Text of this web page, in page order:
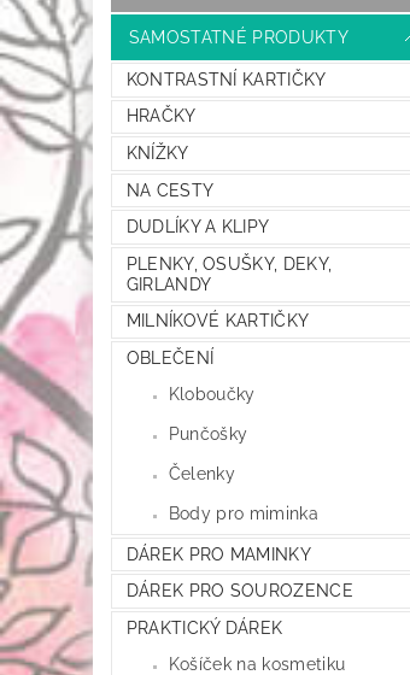
SAMOSTATNÉ PRODUKTY
KONTRASTNÍ KARTIČKY
HRAČKY
KNÍŽKY
NA CESTY
DUDLÍKY A KLIPY
PLENKY, OSUŠKY, DEKY,
GIRLANDY
MILNÍKOVÉ KARTIČKY
OBLEČENÍ
Kloboučky
Punčošky
Čelenky
Body pro miminka
DÁREK PRO MAMINKY
DÁREK PRO SOUROZENCE
PRAKTICKÝ DÁREK
Košíček na kosmetiku